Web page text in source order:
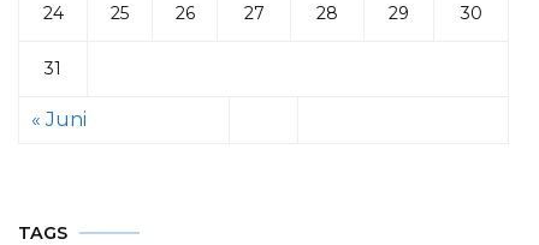
24 25 26 27 28 29 30
31
« Juni
TAGS